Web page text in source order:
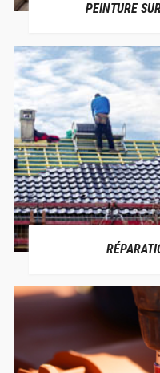
PEINTURE